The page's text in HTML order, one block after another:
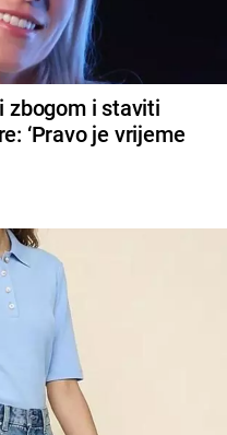
zbogom i staviti
‘Pravo je vrijeme